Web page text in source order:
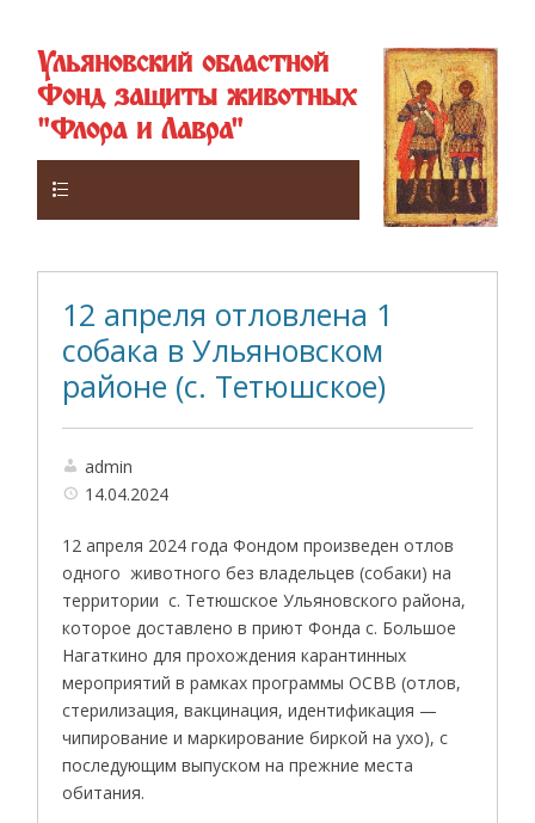
Ульяновский областной
Фонд защиты животных
"Флора и Лавра"
12 апреля отловлена 1
собака в Ульяновском
районе (с. Тетюшское)
admin
14.04.2024
12 апреля 2024 года Фондом произведен отлов
одного животного без владельцев (собаки) на
территории с. Тетюшское Ульяновского района,
которое доставлено в приют Фонда с. Большое
Нагаткино для прохождения карантинных
мероприятий в рамках программы ОСВВ (отлов,
стерилизация, вакцинация, идентификация —
чипирование и маркирование биркой на ухо), с
последующим выпуском на прежние места
обитания.